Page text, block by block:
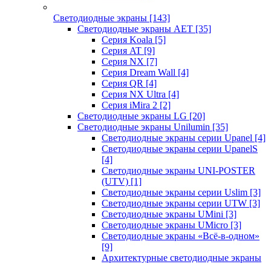
Светодиодные экраны [143]
Светодиодные экраны AET [35]
Cерия Koala [5]
Серия AT [9]
Серия NX [7]
Серия Dream Wall [4]
Серия QR [4]
Серия NX Ultra [4]
Серия iMira 2 [2]
Светодиодные экраны LG [20]
Светодиодные экраны Unilumin [35]
Светодиодные экраны серии Upanel [4]
Светодиодные экраны серии UpanelS
[4]
Светодиодные экраны UNI-POSTER
(UTV) [1]
Светодиодные экраны серии Uslim [3]
Светодиодные экраны серии UTW [3]
Светодиодные экраны UMini [3]
Светодиодные экраны UMicro [3]
Светодиодные экраны «Всё-в-одном»
[9]
Архитектурные светодиодные экраны